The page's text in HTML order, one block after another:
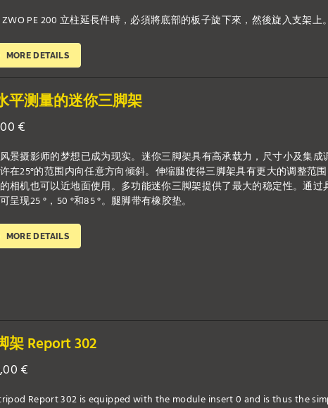
PE 200 立柱延長件時，必須將底部的板子旋下來，然後旋入支架上。
MORE DETAILS
平测量的迷你三脚架
€
景摄影师的梦想已成为现实。迷你三脚架具有高承载力，尺寸小及集成
在25°的范围内向任意方向倾斜。伸缩腿使得三脚架具有更大的调整范
相机也可以近地面使用。多功能迷你三脚架提供了最大的稳定性。通过
呈现25 °，50 °和85 °。腿脚带有橡胶垫。
MORE DETAILS
架 Report 302
€
Report 302 is equipped with the module insert 0 and is thus the